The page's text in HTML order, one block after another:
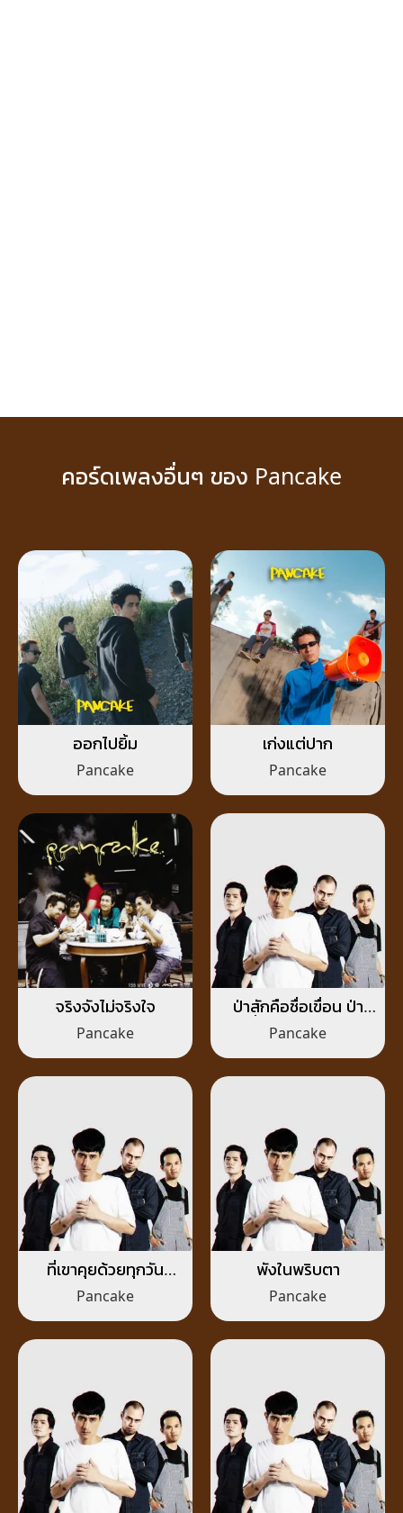
คอร์ดเพลงอื่นๆ ของ Pancake
ออกไปยิ้ม
Pancake
เก่งแต่ปาก
Pancake
จริงจังไม่จริงใจ
Pancake
ป่าสักคือชื่อเขื่อน ป่า
เถื่อนคือหัวใจเธอ
Pancake
ที่เขาคุยด้วยทุกวัน
(เพราะทักหาเขาทุกวัน
หรือเปล่า)
Pancake
พังในพริบตา
Pancake